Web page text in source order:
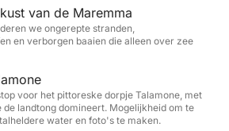
een pittoreske en vredige
vinnen, masker, snorkel
comfort van de zee te
van de Maremma
we ongerepte stranden,
en verborgen baaien die alleen over zee
voor het pittoreske dorpje Talamone, met
de landtong domineert. Mogelijkheid om te
water en foto's te maken.